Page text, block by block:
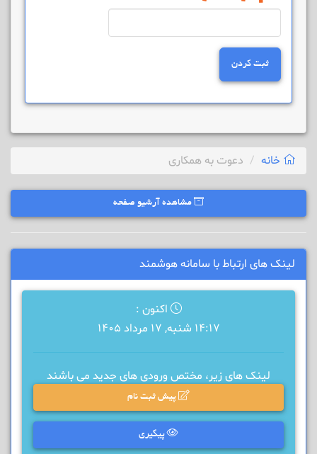
ثبت کردن
خانه دعوت به همکاری
مشاهده آرشیو صفحه
لینک های ارتباط با سامانه هوشمند
اکنون :
14:17 شنبه, 17 مرداد 1405
لینک های زیر، مختص ورودی های جدید می باشند
پیش ثبت نام
پیگیری